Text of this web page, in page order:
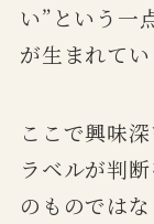
い”という一
が生まれてい
ここで興味
ラベルが判
のものでは